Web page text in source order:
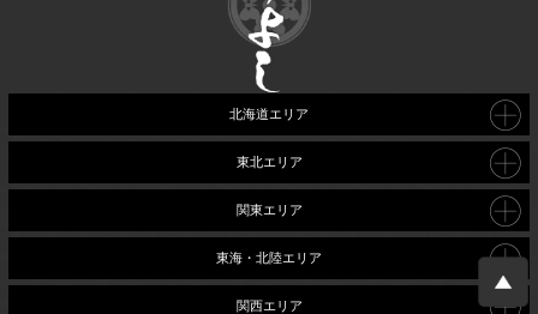
北海道エリア
東北エリア
関東エリア
東海・北陸エリア
関西エリア